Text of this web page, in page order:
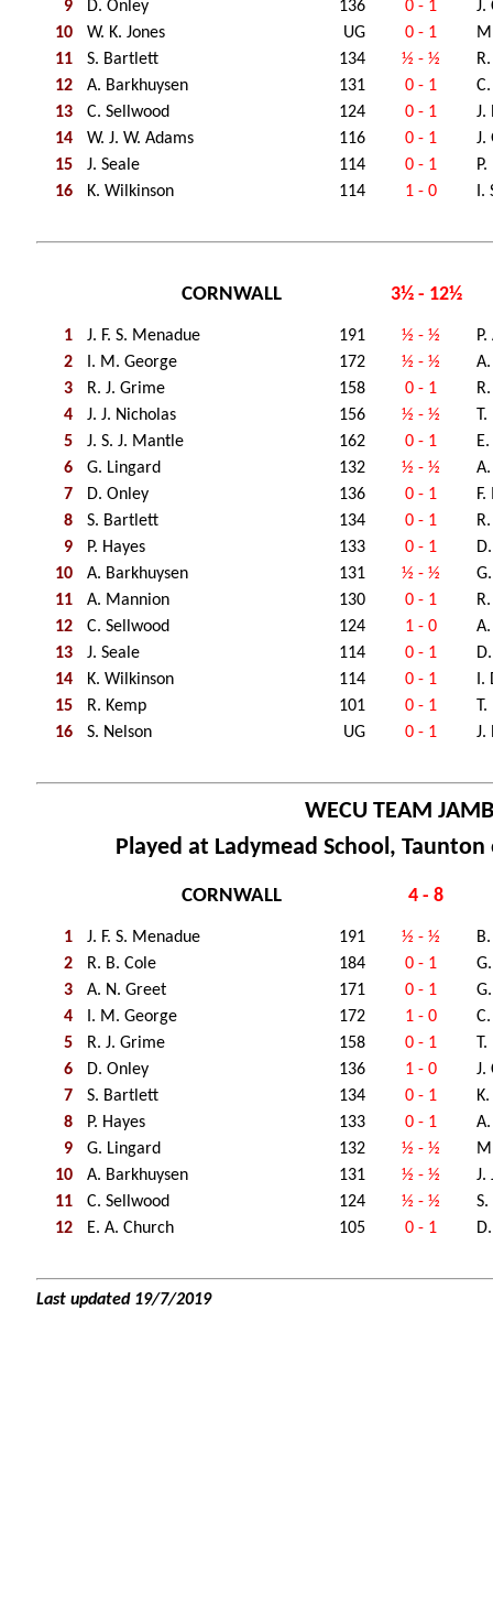
9 D. Onley 136 0 - 1
J.
10
W. K. Jones UG 0 - 1
11
S. Bartlett 134 ½ - ½
12
A. Barkhuysen 131 0 - 1
13
C. Sellwood 124 0 - 1
J.
14
W. J. W. Adams 116 0 - 1
J.
15
J. Seale 114 0 - 1
16
K. Wilkinson 114 1 - 0 I.
CORNWALL 3½ - 12½
1 J. F. S. Menadue 191 ½ - ½
2
I. M. George 172 ½ - ½
3
R. J. Grime 158 0 - 1
4
J. J. Nicholas 156 ½ - ½
T.
5
J. S. J. Mantle 162 0 - 1
6
G. Lingard 132 ½ - ½
7
D. Onley 136 0 - 1
8
S. Bartlett 134 0 - 1
9
P. Hayes 133 0 - 1
10
A. Barkhuysen 131 ½ - ½
11
A. Mannion 130 0 - 1
12
C. Sellwood 124 1 - 0
13
J. Seale 114 0 - 1
14
K. Wilkinson 114 0 - 1
I.
15
R. Kemp 101 0 - 1
T.
16
S. Nelson UG 0 - 1 J.
WECU TEAM
Played at Ladymead School, Taunton
CORNWALL 4 - 8
1 J. F. S. Menadue 191 ½ - ½
2
R. B. Cole 184 0 - 1
3
A. N. Greet 171 0 - 1
4
I. M. George 172 1 - 0
5
R. J. Grime 158 0 - 1
T.
6
D. Onley 136 1 - 0
J.
7
S. Bartlett 134 0 - 1
8
P. Hayes 133 0 - 1
9
G. Lingard 132 ½ - ½
10
A. Barkhuysen 131 ½ - ½
J.
11
C. Sellwood 124 ½ - ½
12
E. A. Church 105 0 - 1
Last updated 19/7/2019